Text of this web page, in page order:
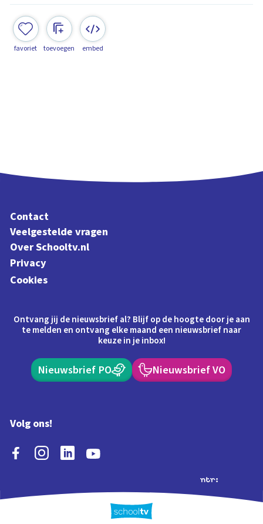
favoriet toevoegen embed
Contact
Veelgestelde vragen
Over Schooltv.nl
Privacy
Cookies
Ontvang jij de nieuwsbrief al? Blijf op de hoogte door je aan
te melden en ontvang elke maand een nieuwsbrief naar
keuze in je inbox!
Nieuwsbrief PO Nieuwsbrief VO
Volg ons!